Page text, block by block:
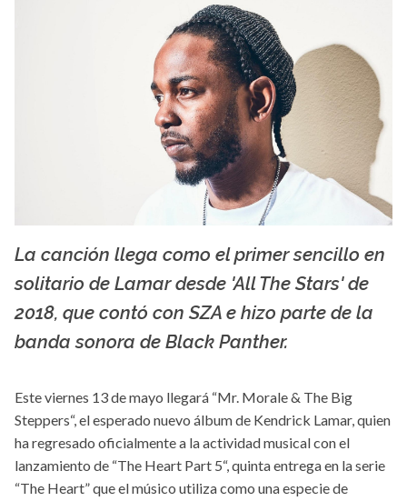
wegow.com
La canción llega como el primer sencillo en
solitario de Lamar desde 'All The Stars' de
2018, que contó con SZA e hizo parte de la
banda sonora de Black Panther.
Este viernes 13 de mayo llegará “Mr. Morale & The Big
Steppers“, el esperado nuevo álbum de Kendrick Lamar, quien
ha regresado oficialmente a la actividad musical con el
lanzamiento de “The Heart Part 5“, quinta entrega en la serie
“The Heart” que el músico utiliza como una especie de